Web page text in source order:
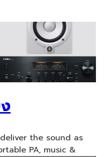
the sound as
PA, music &